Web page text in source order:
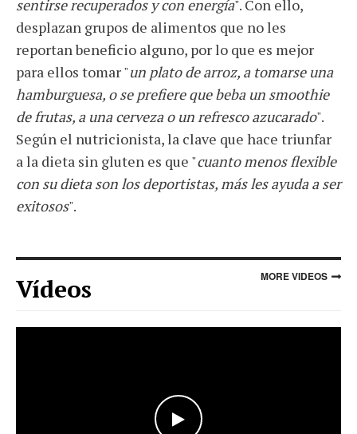
sentirse recuperados y con energía". Con ello,
desplazan grupos de alimentos que no les
reportan beneficio alguno, por lo que es mejor
para ellos tomar "un plato de arroz, a tomarse una
hamburguesa, o se prefiere que beba un smoothie
de frutas, a una cerveza o un refresco azucarado".
Según el nutricionista, la clave que hace triunfar
a la dieta sin gluten es que "cuanto menos flexible
con su dieta son los deportistas, más les ayuda a ser
exitosos".
Vídeos MORE VIDEOS
WATCH THE VIDEO